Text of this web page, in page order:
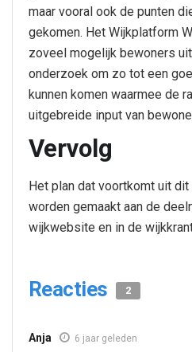
maar vooral ook de punten
gekomen. Het Wijkplatform
zoveel mogelijk bewoners
onderzoek om zo tot een
kunnen komen waarmee de
uitgebreide input van
Vervolg
Het plan dat voortkomt uit
worden gemaakt aan de
wijkwebsite en in de
Reacties 2
Anja 6 jaar geleden